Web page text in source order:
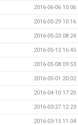
2016-06-06 10:06
2016-05-29 10:16
2016-05-23 08:24
2016-05-12 16:45
2016-05-08 09:53
2016-05-01 20:02
2016-04-10 17:20
2016-03-27 12:23
2016-03-15 11:04